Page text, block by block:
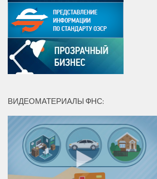
ВИДЕОМАТЕРИАЛЫ ФНС: